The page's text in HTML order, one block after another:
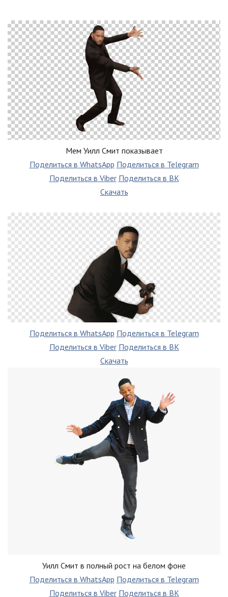
Мем Уилл Смит показывает
Поделиться в WhatsApp Поделиться в Telegram
Поделиться в Viber Поделиться в ВК
Скачать
Поделиться в WhatsApp Поделиться в Telegram
Поделиться в Viber Поделиться в ВК
Скачать
Уилл Смит в полный рост на белом фоне
Поделиться в WhatsApp Поделиться в Telegram
Поделиться в Viber Поделиться в ВК